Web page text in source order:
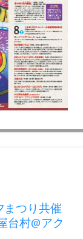
まつり共催
台村@アク